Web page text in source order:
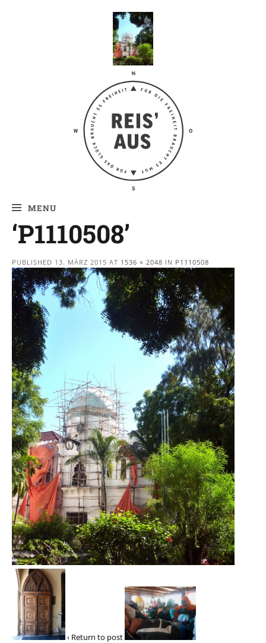
Reis' aus –
Reiseblog
MENU
‘P1110508’
PUBLISHED 13. MÄRZ 2015 AT 1536 × 2048 IN P1110508
‹ Return to post